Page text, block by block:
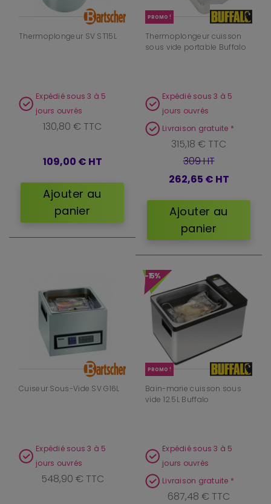
Thermoplongeur SV ST15L
Expédié sous 3 à 5
jours ouvrés
130,80 € TTC
109,00 € HT
Ajouter au
panier
PROMO !
Thermoplongeur cuisson
sous vide portable Buffalo
Expédié sous 3 à 5
jours ouvrés
Livraison gratuite *
315,18 € TTC
309 HT
262,65 € HT
Ajouter au
panier
Cuiseur Sous-Vide SV G16L
Expédié sous 3 à 5
jours ouvrés
548,90 € TTC
-15%
PROMO !
Bain-marie cuisson sous
vide 12.5L Buffalo
Expédié sous 3 à 5
jours ouvrés
Livraison gratuite *
687,48 € TTC